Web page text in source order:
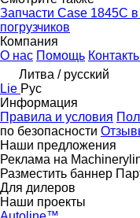
Запчасти Case 1845C
погрузчиков
Компания
О нас Помощь
Литва / русский
Lie Рус
Информация
Правила и условия
по безопасности
Наши предложения
Реклама на
Разместить баннер
Для дилеров
Наши проекты